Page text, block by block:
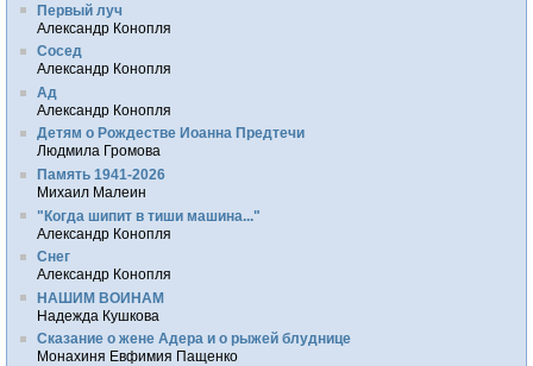
Первый луч
Александр Конопля
Сосед
Александр Конопля
Ад
Александр Конопля
Детям о Рождестве Иоанна Предтечи
Людмила Громова
Память 1941-2026
Михаил Малеин
"Когда шипит в тиши машина..."
Александр Конопля
Снег
Александр Конопля
НАШИМ ВОИНАМ
Надежда Кушкова
Сказание о жене Адера и о рыжей блуднице
Монахиня Евфимия Пащенко